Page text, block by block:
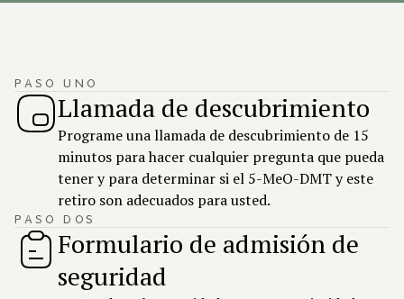
PASO UNO
Llamada de descubrimiento
Programe una llamada de descubrimiento de 15
minutos para hacer cualquier pregunta que pueda
tener y para determinar si el 5-MeO-DMT y este
retiro son adecuados para usted.
PASO DOS
Formulario de admisión de
seguridad